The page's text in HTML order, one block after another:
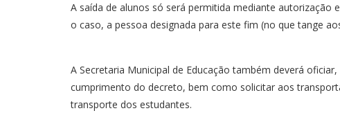
A saída de alunos só será permitida mediante autorização
o caso, a pessoa designada para este fim (no que tange
A Secretaria Municipal de Educação também deverá
cumprimento do decreto, bem como solicitar aos
transporte dos estudantes.